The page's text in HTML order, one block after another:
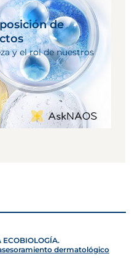
de
y el rol de nuestros
ECOBIOLOGÍA.
dermatológico